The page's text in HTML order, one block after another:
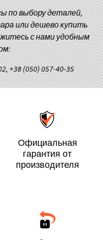
по выбору деталей,
или дешево купить
с нами удобным
(050) 057-40-35
Официальная
гарантия от
производителя